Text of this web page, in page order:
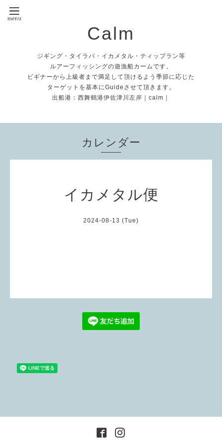
Calm
ジギング・タイラバ・イカメタル・ティップラン等
ルアーフィッシングの遊漁船カームです。
ビギナーから上級者まで満足して頂けるよう季節に応じた
ターゲットを基本にGuideさせて頂きます。
出船港：西舞鶴港伊佐津川左岸｜calm｜
カレンダー
イカメタル便
2024-08-13 (Tue)